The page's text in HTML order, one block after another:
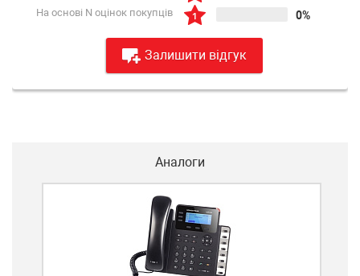
На основі N оцінок покупців
0%
Залишити відгук
Аналоги